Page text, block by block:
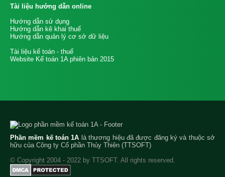
Tài liệu hướng dẫn online
Hướng dẫn sử dụng
Hướng dẫn kê khai thuế
Hướng dẫn quản lý cơ sở dữ liệu
Tài liệu kế toán - thuế
Website Kế toán 1A phiên bản 2015
Phần mềm kế toán 1A là thương hiệu đã được đăng ký và thuộc sở
hữu của Công ty Cổ phần Thủy Thiên (TTSOFT)
© Copyright 2004 - 2022 by TTSOFT. All rights reserved.